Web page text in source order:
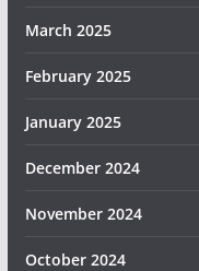
March 2025
February 2025
January 2025
December 2024
November 2024
October 2024